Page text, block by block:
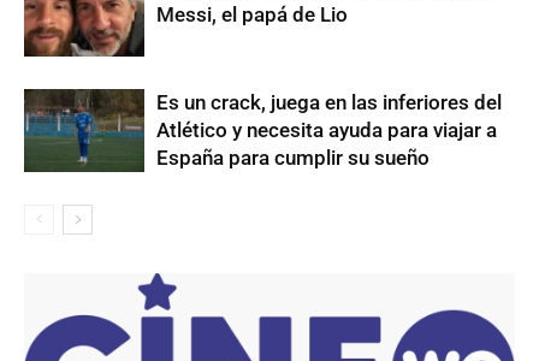
Messi, el papá de Lio
Es un crack, juega en las inferiores del
Atlético y necesita ayuda para viajar a
España para cumplir su sueño